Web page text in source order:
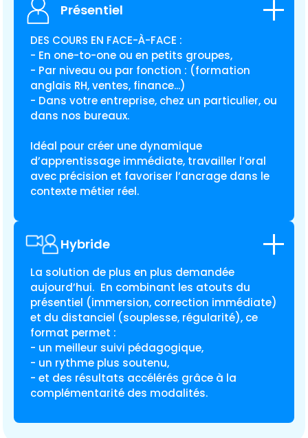
Présentiel
DES COURS EN FACE-À-FACE :
- En one-to-one ou en petits groupes,
- Par niveau ou par fonction : (formation
anglais RH, ventes, finance...)
- Dans votre entreprise, chez un particulier, ou
dans nos bureaux.
Idéal pour créer une dynamique
d’apprentissage immédiate, travailler l’oral
avec précision et favoriser l’ancrage dans le
contexte métier réel.
Hybride
La solution de plus en plus demandée
aujourd’hui. En combinant les atouts du
présentiel (immersion, correction immédiate)
et du distanciel (souplesse, régularité), ce
format permet :
- un meilleur suivi pédagogique,
- un rythme plus soutenu,
- et des résultats accélérés grâce à la
complémentarité des modalités.